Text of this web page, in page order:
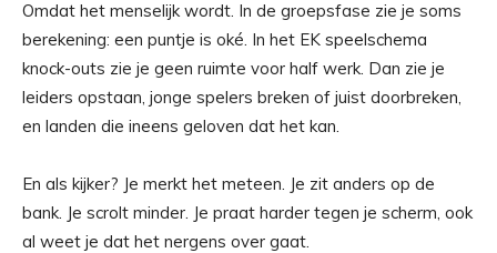
Omdat het menselijk wordt. In de groepsfase zie je soms
berekening: een puntje is oké. In het EK speelschema
knock-outs zie je geen ruimte voor half werk. Dan zie je
leiders opstaan, jonge spelers breken of juist doorbreken,
en landen die ineens geloven dat het kan.
En als kijker? Je merkt het meteen. Je zit anders op de
bank. Je scrolt minder. Je praat harder tegen je scherm, ook
al weet je dat het nergens over gaat.